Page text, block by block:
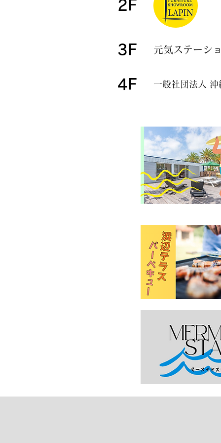
2F
3F
4F
元気ステーシ
一般社団法人